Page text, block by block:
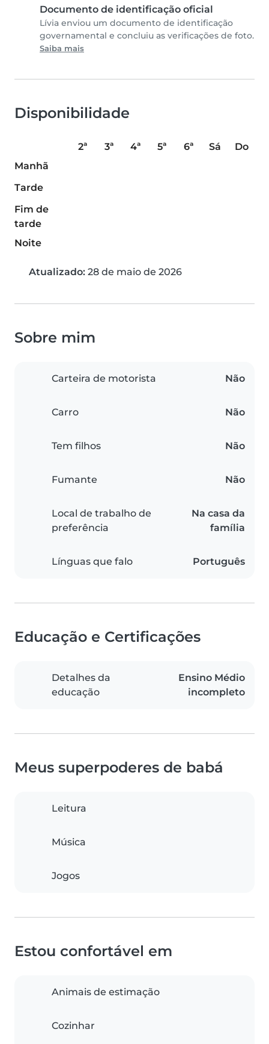
Documento de identificação oficial
Lívia enviou um documento de identificação
governamental e concluiu as verificações de foto.
Saiba mais
Disponibilidade
2ª 3ª 4ª 5ª 6ª Sá
Do
Manhã
Tarde
Fim de
tarde
Noite
Atualizado: 28 de maio de 2026
Sobre mim
Carteira de motorista Não
Carro Não
Tem filhos Não
Fumante Não
Local de trabalho de
preferência
Na casa da
família
Línguas que falo Português
Educação e Certificações
Detalhes da
educação
Ensino Médio
incompleto
Meus superpoderes de babá
Leitura
Música
Jogos
Estou confortável em
Animais de estimação
Cozinhar